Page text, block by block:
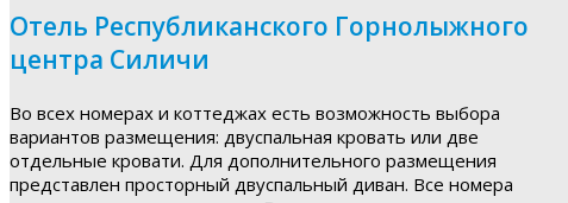
Отель Республиканского Горнолыжного
центра Силичи
Во всех номерах и коттеджах есть возможность выбора
вариантов размещения: двуспальная кровать или две
отдельные кровати. Для дополнительного размещения
представлен просторный двуспальный диван. Все номера